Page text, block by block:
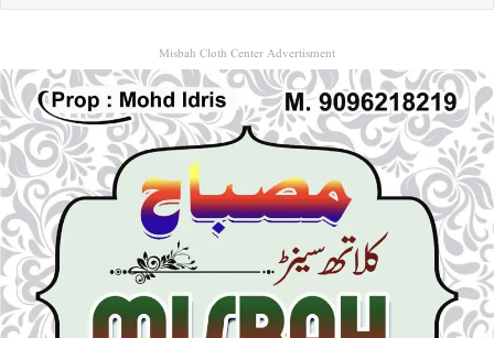
Misbah Cloth Center Advertisment